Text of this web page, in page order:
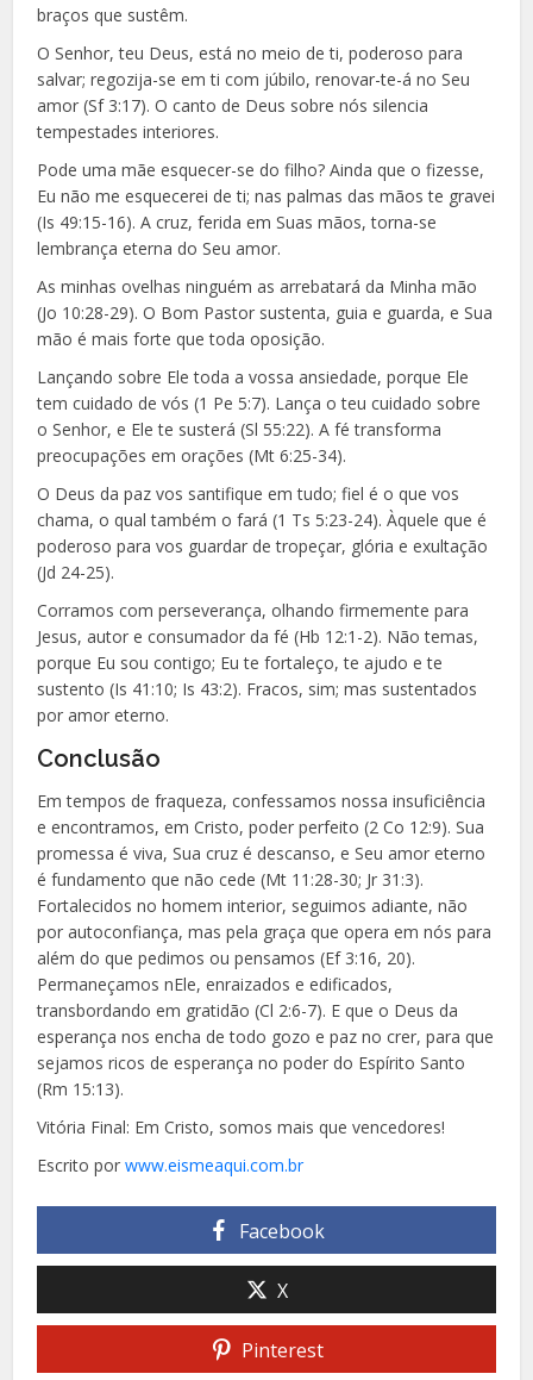
braços que sustêm.
O Senhor, teu Deus, está no meio de ti, poderoso para
salvar; regozija-se em ti com júbilo, renovar-te-á no Seu
amor (Sf 3:17). O canto de Deus sobre nós silencia
tempestades interiores.
Pode uma mãe esquecer-se do filho? Ainda que o fizesse,
Eu não me esquecerei de ti; nas palmas das mãos te gravei
(Is 49:15-16). A cruz, ferida em Suas mãos, torna-se
lembrança eterna do Seu amor.
As minhas ovelhas ninguém as arrebatará da Minha mão
(Jo 10:28-29). O Bom Pastor sustenta, guia e guarda, e Sua
mão é mais forte que toda oposição.
Lançando sobre Ele toda a vossa ansiedade, porque Ele
tem cuidado de vós (1 Pe 5:7). Lança o teu cuidado sobre
o Senhor, e Ele te susterá (Sl 55:22). A fé transforma
preocupações em orações (Mt 6:25-34).
O Deus da paz vos santifique em tudo; fiel é o que vos
chama, o qual também o fará (1 Ts 5:23-24). Àquele que é
poderoso para vos guardar de tropeçar, glória e exultação
(Jd 24-25).
Corramos com perseverança, olhando firmemente para
Jesus, autor e consumador da fé (Hb 12:1-2). Não temas,
porque Eu sou contigo; Eu te fortaleço, te ajudo e te
sustento (Is 41:10; Is 43:2). Fracos, sim; mas sustentados
por amor eterno.
Conclusão
Em tempos de fraqueza, confessamos nossa insuficiência
e encontramos, em Cristo, poder perfeito (2 Co 12:9). Sua
promessa é viva, Sua cruz é descanso, e Seu amor eterno
é fundamento que não cede (Mt 11:28-30; Jr 31:3).
Fortalecidos no homem interior, seguimos adiante, não
por autoconfiança, mas pela graça que opera em nós para
além do que pedimos ou pensamos (Ef 3:16, 20).
Permaneçamos nEle, enraizados e edificados,
transbordando em gratidão (Cl 2:6-7). E que o Deus da
esperança nos encha de todo gozo e paz no crer, para que
sejamos ricos de esperança no poder do Espírito Santo
(Rm 15:13).
Vitória Final: Em Cristo, somos mais que vencedores!
Escrito porwww.eismeaqui.com.br
Facebook
X
Pinterest